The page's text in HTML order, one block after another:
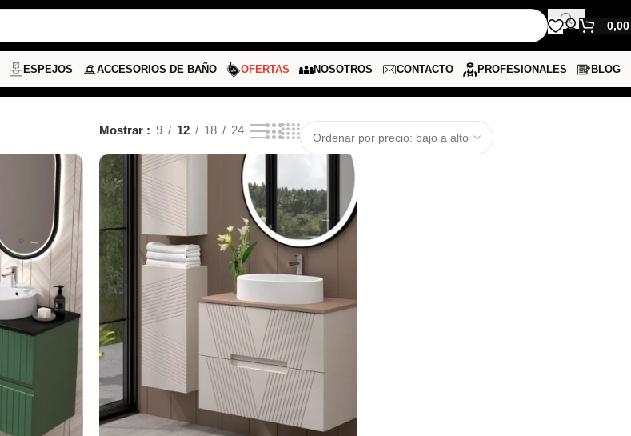
ESPEJOS ACCESORIOS DE BAÑO OFERTAS NOSOTROS CONTACTO PROFESIONALES BLOG
Mostrar 9 12 18 24